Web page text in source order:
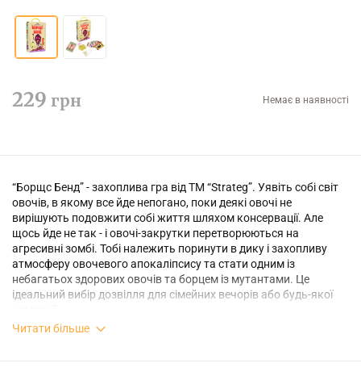
229 грн Немає в наявності
“Борщс Бенд” - захоплива гра від ТМ “Strateg”. Уявіть собі світ
овочів, в якому все йде непогано, поки деякі овочі не
вирішують подовжити собі життя шляхом консервації. Але
щось йде не так - і овочі-закрутки перетворюються на
агресивні зомбі. Тобі належить поринути в дику і захопливу
атмосферу овочевого апокаліпсису та стати одним із
небагатьох здорових овочів та борцем із мутантами. Це
ідеальний вибір дозвілля для сімейних вечорів або будь-якої
Читати більше